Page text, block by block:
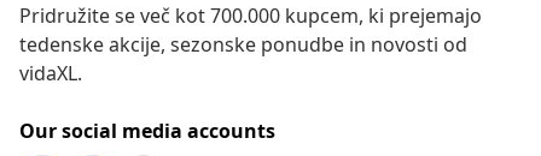
Pridružite se več kot 700.000 kupcem, ki prejemajo
tedenske akcije, sezonske ponudbe in novosti od
vidaXL.
Our social media accounts